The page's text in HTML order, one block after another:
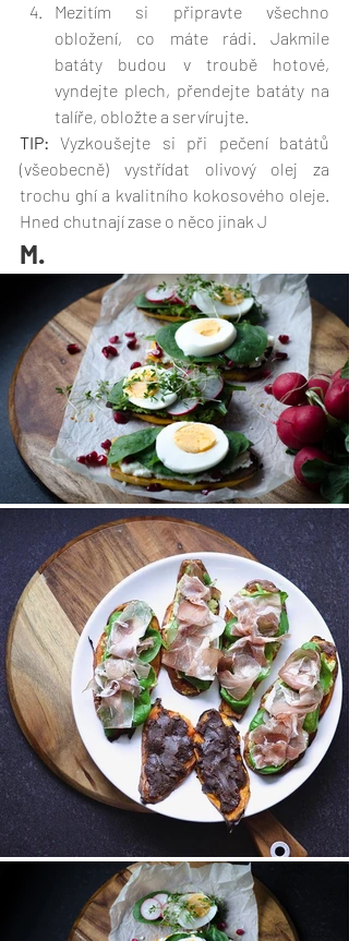
Mezitím si připravte všechno
obložení, co máte rádi. Jakmile
batáty budou v troubě hotové,
vyndejte plech, přendejte batáty na
talíře, obložte a servírujte.
TIP: Vyzkoušejte si při pečení batátů
(všeobecně) vystřídat olivový olej za
trochu ghí a kvalitního kokosového oleje.
Hned chutnají zase o něco jinak J
M.